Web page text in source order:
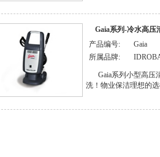
Gaia系列-冷水高压
产品编号:
Gaia
所属品牌:
Gaia系列小型高压
洗！物业保洁理想的选